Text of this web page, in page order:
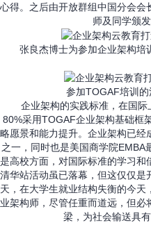
心得。之后由开放群组中国分会
师及同学颁
张良杰博士为参加企业架构培
参加TOGAF培训
企业架构的实践标准，在国际
80%采用TOGAF企业架构基础框
略愿景和能力提升。企业架构已经
之一，同时也是美国商学院
是高校方面，对国际标准的学习和
清华站活动虽已落幕，但这仅仅是
天，在大学生就业结构失衡的今
业架构师，尽管任重而道远，但
梁，为社会输送具